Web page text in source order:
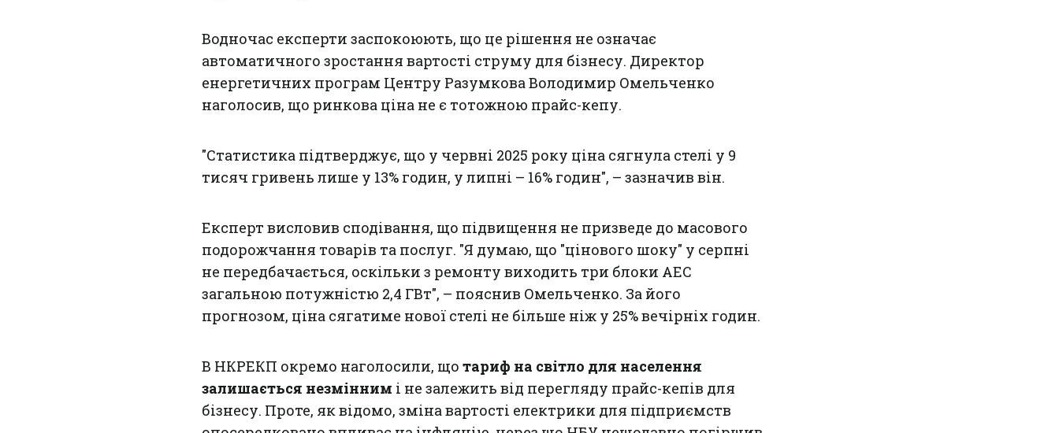
Водночас експерти заспокоюють, що це рішення не означає
автоматичного зростання вартості струму для бізнесу. Директор
енергетичних програм Центру Разумкова Володимир Омельченко
наголосив, що ринкова ціна не є тотожною прайс-кепу.
"Статистика підтверджує, що у червні 2025 року ціна сягнула стелі у 9
тисяч гривень лише у 13% годин, у липні – 16% годин", – зазначив він.
Експерт висловив сподівання, що підвищення не призведе до масового
подорожчання товарів та послуг. "Я думаю, що "цінового шоку" у серпні
не передбачається, оскільки з ремонту виходить три блоки АЕС
загальною потужністю 2,4 ГВт", – пояснив Омельченко. За його
прогнозом, ціна сягатиме нової стелі не більше ніж у 25% вечірніх годин.
В НКРЕКП окремо наголосили, що тариф на світло для населення
залишається незмінним і не залежить від перегляду прайс-кепів для
бізнесу. Проте, як відомо, зміна вартості електрики для підприємств